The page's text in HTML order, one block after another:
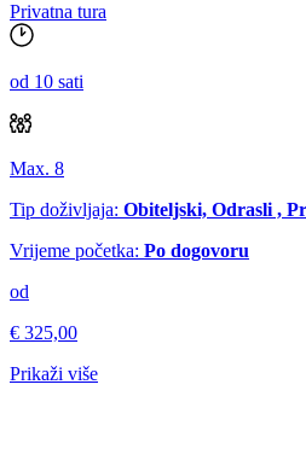
Privatna tura
od 10 sati
Max. 8
Tip doživljaja: Obiteljski, Odrasli ,
Vrijeme početka: Po dogovoru
od
€ 325,00
Prikaži više